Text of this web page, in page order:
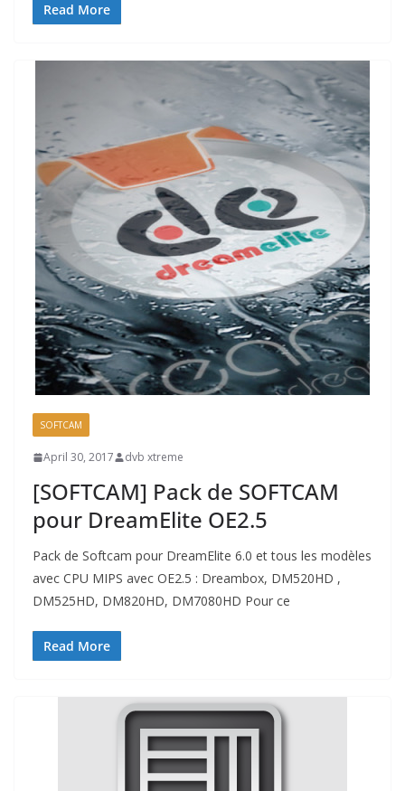
Read More
SOFTCAM
April 30, 2017 dvb xtreme
[SOFTCAM] Pack de SOFTCAM
pour DreamElite OE2.5
Pack de Softcam pour DreamElite 6.0 et tous les modèles
avec CPU MIPS avec OE2.5 : Dreambox, DM520HD ,
DM525HD, DM820HD, DM7080HD Pour ce
Read More